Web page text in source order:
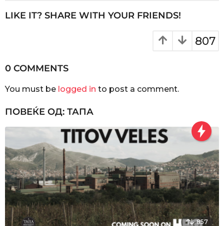
P
n
t
i
o
n
LIKE IT? SHARE WITH YOUR FRIENDS!
807
0 COMMENTS
You must be logged in to post a comment.
ПОВЕЌЕ ОД: ТАПА
857